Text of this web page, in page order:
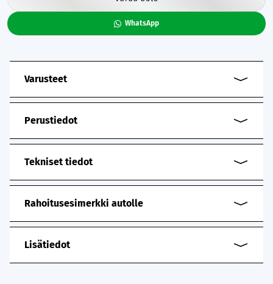
WhatsApp
Varusteet
Perustiedot
Tekniset tiedot
Rahoitusesimerkki autolle
Lisätiedot